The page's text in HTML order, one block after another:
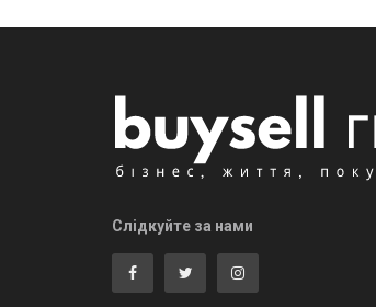
Слідкуйте за нами